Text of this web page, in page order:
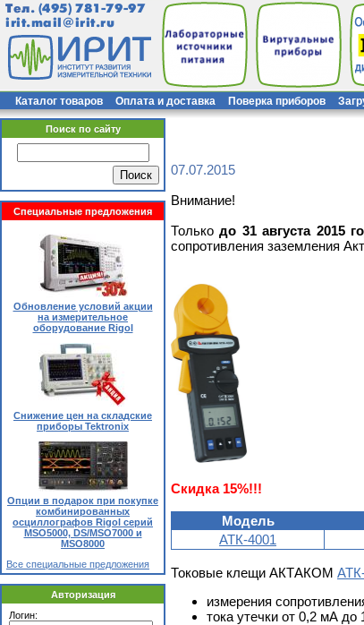
Тел. (495) 781-79-97
irit.mail@irit.ru
Каталог товаров Оплата и доставка Поверка приборов
Поиск по сайту
Специальные предложения
Обновление условий акции
на измерительное
оборудование Rigol
Снижение цен на складские
приборы Tektronix
Опции в подарок при покупке
комбинированных
осциллографов Rigol серий
MSO5000, DS/MSO7000 и
MSO8000
Все специальные предложения
Авторизация
Логин:
07.07.2015
Внимание!
Толькодо 31 августа 2015
сопротивления заземления
Скидка 15%!!!
Модель
АТК-4001
Токовые клещи АКТАКОМ
измерения
тока утечки от 0,2 мА